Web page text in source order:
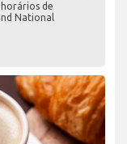
de
National